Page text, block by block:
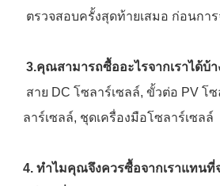
ตรวจสอบครั้งสุดท้ายเสมอ ก่อนการ
3.คุณสามารถซื้ออะไรจากเราได้บ้า
ลาร์เซลล์, ชุดเครื่องมือโซลาร์เซลล์
4. ทำไมคุณจึงควรซื้อจากเราแทนที่